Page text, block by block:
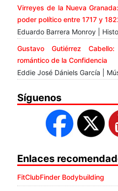
Virreyes de la Nueva
poder político entre 1717 y
Eduardo Barrera Monroy |
Gustavo Gutiérrez
romántico de la Confidencia
Eddie José Dániels García |
Síguenos
Enlaces
FitClubFinder Bodybuilding